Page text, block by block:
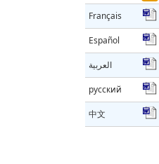
Français
Español
العربية
русский
中文